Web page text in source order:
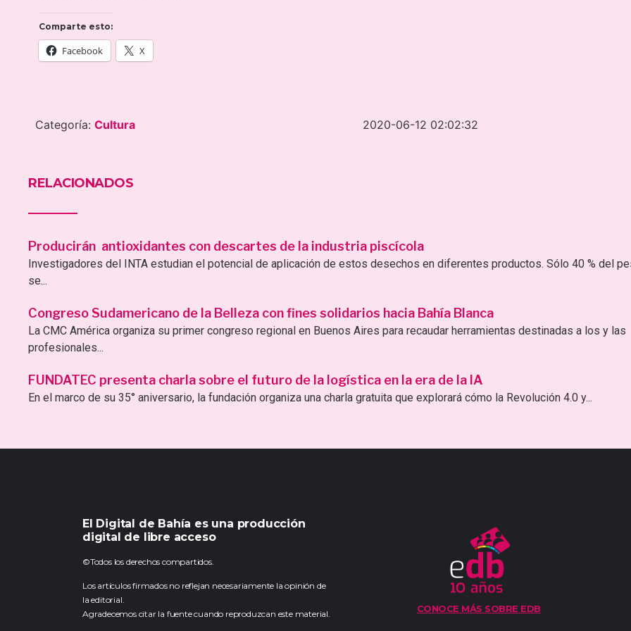
Comparte esto:
Facebook X
Categoría: Cultura 2020-06-12 02:02:32
RELACIONADOS
Producirán antioxidantes con descartes de la industria piscícola
Investigadores del INTA estudian el potencial de aplicación de estos desechos en diferentes productos. Sólo 40 % del
se...
Congreso Sudamericano de la Belleza con fines solidarios hacia Bahía Blanca
La CMC América organiza su primer congreso regional en Buenos Aires para recaudar herramientas destinadas a los y las
profesionales...
FUNDATEC presenta charla sobre el futuro de la logística en la era de la IA
En el marco de su 35° aniversario, la fundación organiza una charla gratuita que explorará cómo la Revolución 4.0 y...
El Digital de Bahía es una producción
digital de libre acceso
©Todos los derechos compartidos.
Los artículos firmados no reflejan necesariamente la opinión de
la editorial.
Agradecemos citar la fuente cuando reproduzcan este material.
CONOCE MÁS SOBRE EDB